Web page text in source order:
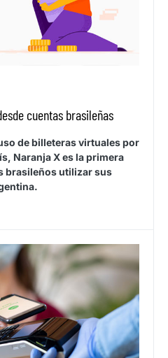
cuentas brasileñas
de billeteras virtuales por
Naranja X es la primera
brasileños utilizar sus